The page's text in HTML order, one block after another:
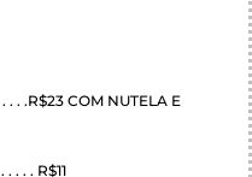
. . . .R$23 COM NUTELA E
. . . . R$11